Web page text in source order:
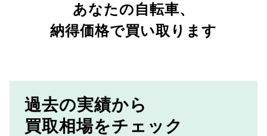
あなたの自転車、
納得価格で買い取ります
過去の実績から
買取相場をチェック